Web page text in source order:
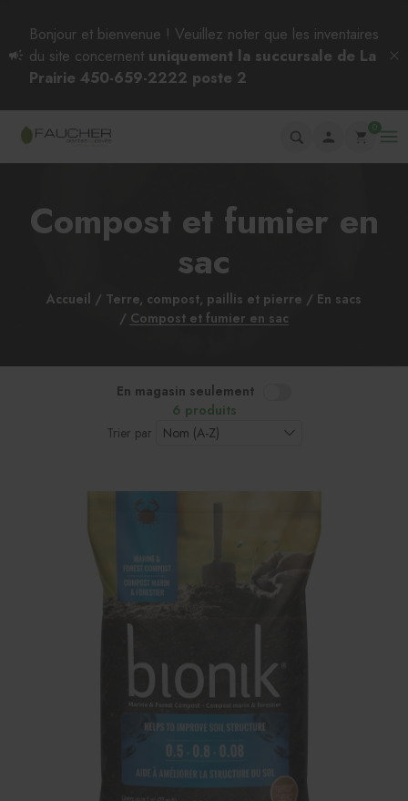
Bonjour et bienvenue ! Veuillez noter que les inventaires
du site concernent uniquement la succursale de La
Prairie 450-659-2222 poste 2
Compost et fumier en
sac
Accueil Terre, compost, paillis et pierre
En sacs
Compost et fumier en sac
En magasin seulement
6 produits
Trier par